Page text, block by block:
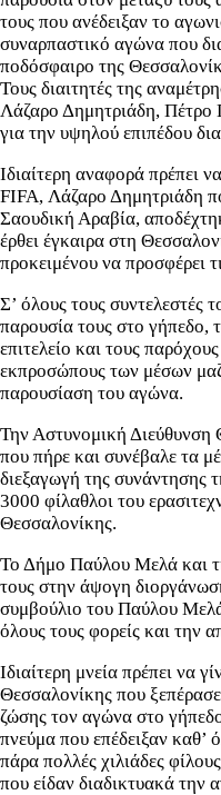
τους που ανέδειξαν το
συναρπαστικό αγώνα που
ποδόσφαιρο της
Τους διαιτητές της
Λάζαρο Δημητριάδη,
για την υψηλού επιπέδου
Ιδιαίτερη αναφορά πρέπει
FIFA, Λάζαρο Δημητριάδη
Σαουδική Αραβία,
έρθει έγκαιρα στη
προκειμένου να προσφέρει
Σ’ όλους τους συντελεστές
παρουσία τους στο γήπεδο,
επιτελείο και τους
εκπροσώπους των μέσων
παρουσίαση του αγώνα.
Την Αστυνομική Διεύθυνση
που πήρε και συνέβαλε τα
διεξαγωγή της συνάντησης
3000 φίλαθλοι του
Θεσσαλονίκης.
Το Δήμο Παύλου Μελά και
τους στην άψογη
συμβούλιο του Παύλου
όλους τους φορείς και την
Ιδιαίτερη μνεία πρέπει να
Θεσσαλονίκης που
ζώσης τον αγώνα στο
πνεύμα που επέδειξαν καθ’
πάρα πολλές χιλιάδες
που είδαν διαδικτυακά την